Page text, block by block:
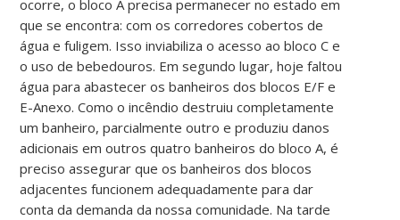
ocorre, o bloco A precisa permanecer no estado em
que se encontra: com os corredores cobertos de
água e fuligem. Isso inviabiliza o acesso ao bloco C e
o uso de bebedouros. Em segundo lugar, hoje faltou
água para abastecer os banheiros dos blocos E/F e
E-Anexo. Como o incêndio destruiu completamente
um banheiro, parcialmente outro e produziu danos
adicionais em outros quatro banheiros do bloco A, é
preciso assegurar que os banheiros dos blocos
adjacentes funcionem adequadamente para dar
conta da demanda da nossa comunidade. Na tarde